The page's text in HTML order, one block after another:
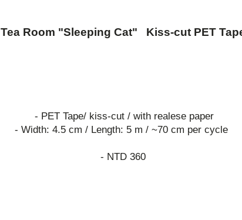
Tea Room "Sleeping Cat" Kiss-cut PET
- PET Tape/ kiss-cut / with realese paper
- Width: 4.5 cm / Length: 5 m / ~70 cm per cycle
- NTD 360